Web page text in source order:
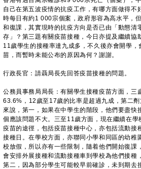
自己在第五波疫情的抗疫工作，有哪方面做得不
時每日有約1 000宗個案，政府形容為高水平，
和復課，其實現時的抗疫方向是否已由「動態清
存」？第三題有關疫苗接種，今日亦提及繼續協
11歲學生的接種率達九成多，不久後亦會開學，
苗，而暫時未能公布的原因為何？謝謝。
行政長官：請聶局長先回答疫苗接種的問題。
公務員事務局局長：有關學生接種疫苗方面，三
63.6%，12歲至17歲的比率是超過九成，第二
來說，第一，如果在中學生的階段，他們要盡快
個應該問題不大。三至11歲方面，現在繼續在
疫苗的途徑，包括疫苗接種中心，亦包括流動接
接種日。在學校方面，亦聯同小學和同區的幼稚
校放假，所以亦有一些限制，隨着他們開始復課
會安排外展接種和流動接種車到學校為他們接種
第二，因為部分學生可能較早前確診，未到期去